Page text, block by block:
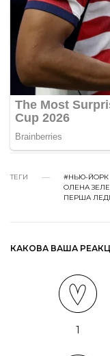
ТЕГИ #НЬЮ-ЙОРК
ОЛЕНА
ПЕРША
КАКОВА ВАША
1